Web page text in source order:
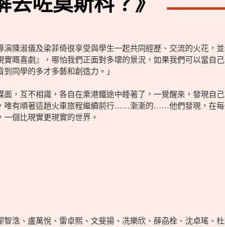
咗莫斯科？》
陳淑儀及梁菲倚很享受與學生一起共同經歷、交流的火花，
實嘅喜劇』，哪怕我們正面對多壞的景況，如果我們可以當自
同學的多才多藝和創造力。」
，互不相識，各自在乘港鐵途中睡著了，一覺醒來，發現自
有順著這趟火車旅程繼續前行……漸漸的……他們發現，在每
個比現實更現實的世界。
浩、盧萬悅、雷卓熙、文斐揚、冼樂欣、薛劦栓、沈卓瑤、